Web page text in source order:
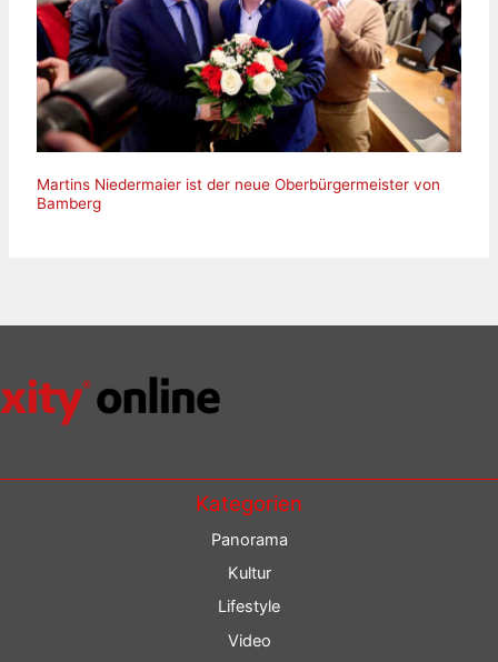
Martins Niedermaier ist der neue Oberbürgermeister von
Bamberg
Kategorien
Panorama
Kultur
Lifestyle
Video